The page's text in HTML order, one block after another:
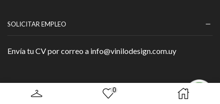
SOLICITAR EMPLEO
Envía tu CV por correo a info@vinilodesign.com.uy
Copyright © 2026 - By
0